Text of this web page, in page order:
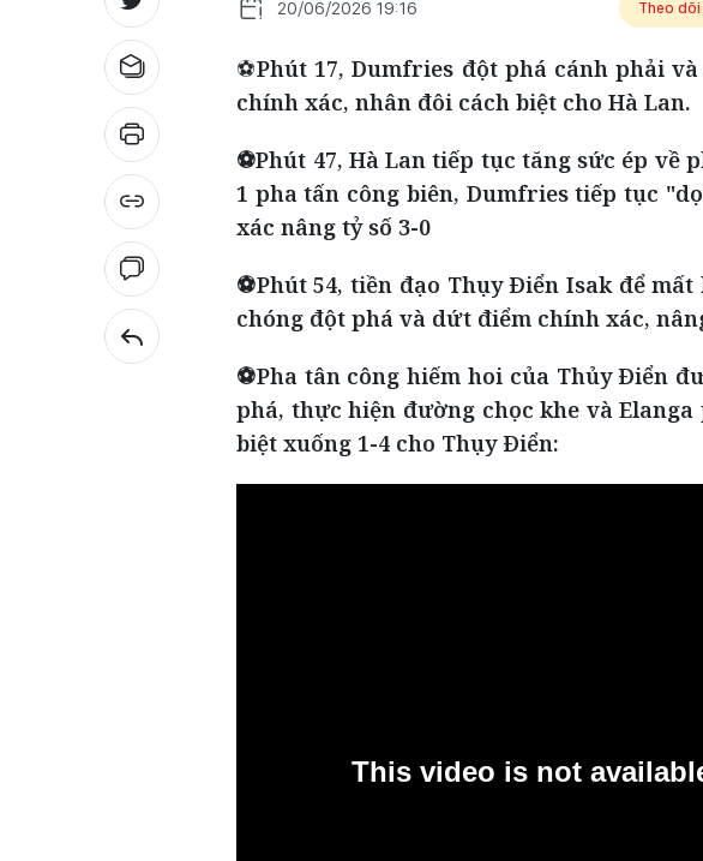
20/06/2026 19:16 Theo dõi
⚽Phút 17, Dumfries đột phá cánh phải
chính xác, nhân đôi cách biệt cho Hà Lan.
⚽Phút 47, Hà Lan tiếp tục tăng sức ép
1 pha tấn công biên, Dumfries tiếp tục
xác nâng tỷ số 3-0
⚽Phút 54, tiền đạo Thụy Điển Isak để
chóng đột phá và dứt điểm chính xác,
⚽Pha tân công hiếm hoi của Thủy Điển
phá, thực hiện đường chọc khe và
biệt xuống 1-4 cho Thụy Điển: